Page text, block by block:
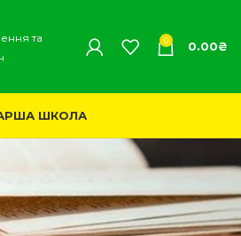
та
0 0.00₴
ШКОЛА